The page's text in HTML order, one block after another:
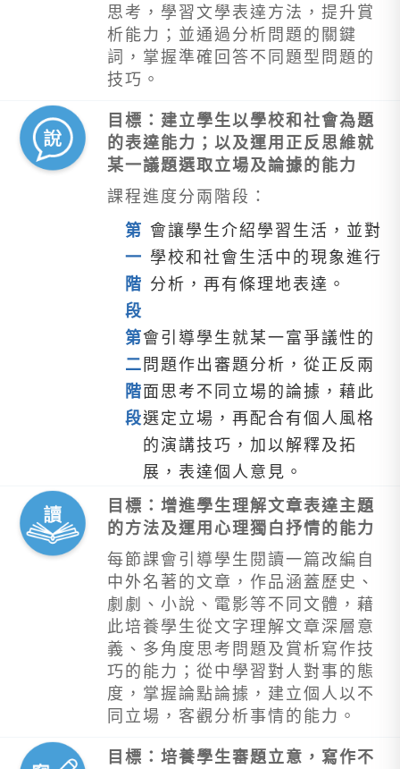
思考，學習文學表達方法，提升賞
析能力；並通過分析問題的關鍵
詞，掌握準確回答不同題型問題的
技巧。
目標：建立學生以學校和社會為題
的表達能力；以及運用正反思維就
某一議題選取立場及論據的能力
課程進度分兩階段：
第
一
階
段
會讓學生介紹學習生活，並對
學校和社會生活中的現象進行
分析，再有條理地表達。
第
二
階
段
會引導學生就某一富爭議性的
問題作出審題分析，從正反兩
面思考不同立場的論據，藉此
選定立場，再配合有個人風格
的演講技巧，加以解釋及拓
展，表達個人意見。
目標：增進學生理解文章表達主題
的方法及運用心理獨白抒情的能力
每節課會引導學生閱讀一篇改編自
中外名著的文章，作品涵蓋歷史、
劇劇、小說、電影等不同文體，藉
此培養學生從文字理解文章深層意
義、多角度思考問題及賞析寫作技
巧的能力；從中學習對人對事的態
度，掌握論點論據，建立個人以不
同立場，客觀分析事情的能力。
目標：培養學生審題立意，寫作不